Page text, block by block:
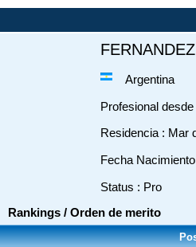
Argentina
Profesional
Residencia : Mar
Fecha
Status : Pro
Rankings / Orden de merito